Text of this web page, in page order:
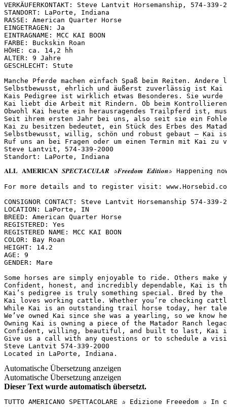
VERKÄUFERKONTAKT: Steve Lantvit Horsemanship, 574-339-
STANDORT: LaPorte, Indiana
RASSE: American Quarter Horse
EINGETRAGEN: Ja
EINTRAGNAME: MCC KAI BOON
FARBE: Buckskin Roan
HÖHE: ca. 14,2 hh
ALTER: 9 Jahre
GESCHLECHT: Stute
Manche Pferde machen einfach Spaß beim Reiten.
Selbstbewusst, ehrlich und äußerst zuverlässig ist
Kais Pedigree ist wirklich etwas Besonderes. Sie
Kai liebt die Arbeit mit Rindern. Ob beim
Obwohl Kai heute ein herausragendes Trailpferd ist,
Seit ihrem ersten Jahr bei uns, also seit sie ein Fohlen
Kai zu besitzen bedeutet, ein Stück des Erbes des
Selbstbewusst, willig, schön und robust gebaut – Kai
Ruf uns an bei Fragen oder um einen Termin mit Kai zu
Steve Lantvit, 574-339-2000
Standort: LaPorte, Indiana
𝐀𝐋𝐋 𝐀𝐌𝐄𝐑𝐈𝐂𝐀𝐍 𝑺𝑷𝑬𝑪𝑻𝑨𝑪𝑼𝑳𝑨𝑹 ✰𝑭𝒓𝒆𝒆𝒅𝒐𝒎 𝑬𝒅𝒊𝒕𝒊𝒐𝒏✰
For more details and to register visit:
CONSIGNOR CONTACT: Steve Lantvit Horsemanship 574-339-
LOCATION: LaPorte, IN
BREED: American Quarter Horse
REGISTERED: Yes
REGISTERED NAME: MCC KAI BOON
COLOR: Bay Roan
HEIGHT: 14.2
AGE: 9
GENDER: Mare
Some horses are simply enjoyable to ride. Others
Confident, honest, and incredibly dependable, Kai is
Kai’s pedigree is truly something special. Bred by the
Kai loves working cattle. Whether you’re checking
While Kai is an outstanding trail horse today, her
We’ve owned Kai since she was a yearling, so we
Owning Kai is owning a piece of the Matador Ranch
Confident, willing, beautiful, and built to last, Kai
Give us a call with any questions or to schedule a
Steve Lantvit 574-339-2000
Located in LaPorte, Indiana.
Automatische Übersetzung anzeigen
Automatische Übersetzung anzeigen
Dieser Text wurde automatisch übersetzt.
TUTTO AMERICANO SPETTACOLARE ✰ Edizione